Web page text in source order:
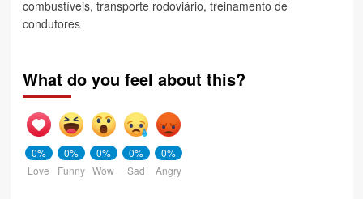
combustíveis, transporte rodoviário, treinamento de
condutores
What do you feel about this?
0%
Love
0%
Funny
0%
Wow
0%
Sad
0%
Angry